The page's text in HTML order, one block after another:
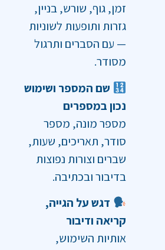
זמן, גוף, שורש, בניין,
גזרות ותופעות לשוניות
— עם הסברים ותרגול
מסודר.
שם המספר ושימוש
נכון במספרים
מספר מונה, מספר
סודר, תאריכים, שעות,
שברים וצורות נפוצות
בדיבור ובכתיבה.
דגש על הגייה,
קריאה ודיבור
אותיות השימוש,